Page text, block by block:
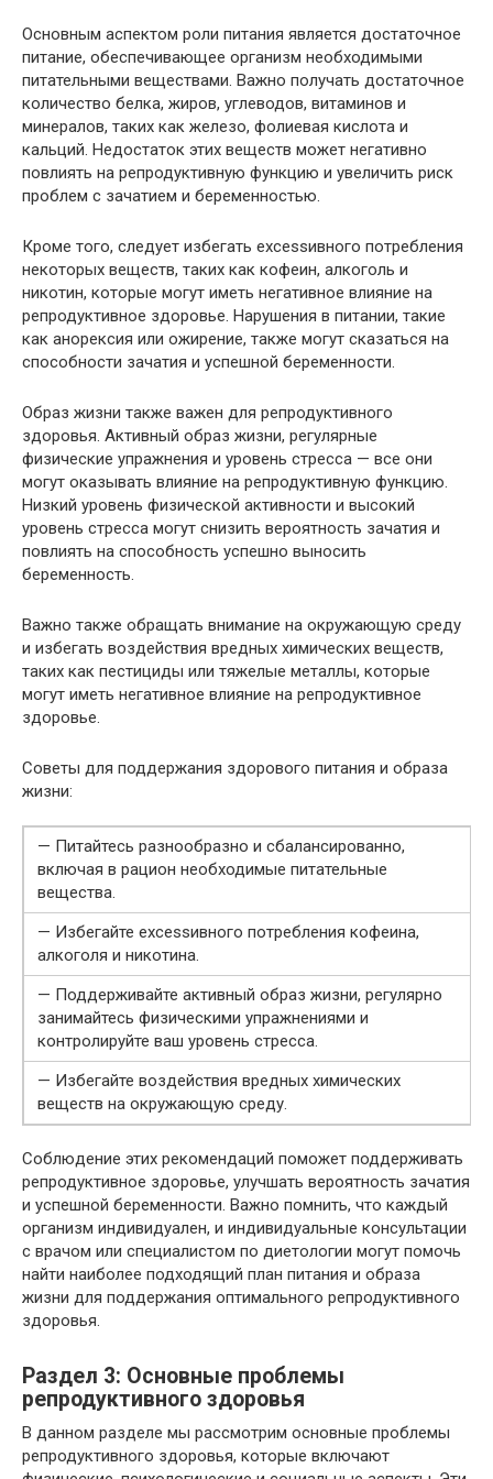
Основным аспектом роли питания является достаточное
питание, обеспечивающее организм необходимыми
питательными веществами. Важно получать достаточное
количество белка, жиров, углеводов, витаминов и
минералов, таких как железо, фолиевая кислота и
кальций. Недостаток этих веществ может негативно
повлиять на репродуктивную функцию и увеличить риск
проблем с зачатием и беременностью.
Кроме того, следует избегать exсеssивного потребления
некоторых веществ, таких как кофеин, алкоголь и
никотин, которые могут иметь негативное влияние на
репродуктивное здоровье. Нарушения в питании, такие
как анорексия или ожирение, также могут сказаться на
способности зачатия и успешной беременности.
Образ жизни также важен для репродуктивного
здоровья. Активный образ жизни, регулярные
физические упражнения и уровень стресса — все они
могут оказывать влияние на репродуктивную функцию.
Низкий уровень физической активности и высокий
уровень стресса могут снизить вероятность зачатия и
повлиять на способность успешно выносить
беременность.
Важно также обращать внимание на окружающую среду
и избегать воздействия вредных химических веществ,
таких как пестициды или тяжелые металлы, которые
могут иметь негативное влияние на репродуктивное
здоровье.
Советы для поддержания здорового питания и образа
жизни:
— Питайтесь разнообразно и сбалансированно,
включая в рацион необходимые питательные
вещества.
— Избегайте exсеssивного потребления кофеина,
алкоголя и никотина.
— Поддерживайте активный образ жизни, регулярно
занимайтесь физическими упражнениями и
контролируйте ваш уровень стресса.
— Избегайте воздействия вредных химических
веществ на окружающую среду.
Соблюдение этих рекомендаций поможет поддерживать
репродуктивное здоровье, улучшать вероятность зачатия
и успешной беременности. Важно помнить, что каждый
организм индивидуален, и индивидуальные консультации
с врачом или специалистом по диетологии могут помочь
найти наиболее подходящий план питания и образа
жизни для поддержания оптимального репродуктивного
здоровья.
Раздел 3: Основные проблемы
репродуктивного здоровья
В данном разделе мы рассмотрим основные проблемы
репродуктивного здоровья, которые включают